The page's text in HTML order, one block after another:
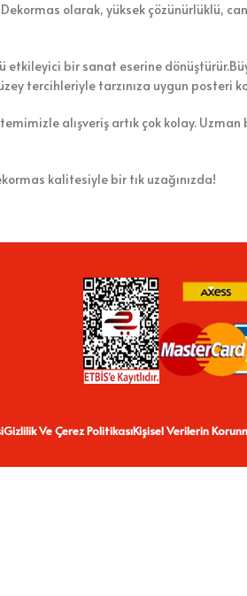
olarak, yüksek çözünürlüklü,
bir sanat eserine
tercihleriyle tarzınıza uygun posteri
alışveriş artık çok kolay.
kalitesiyle bir tık uzağınızda!
Gizlilik Ve Çerez PolitikasıKişisel Verilerin